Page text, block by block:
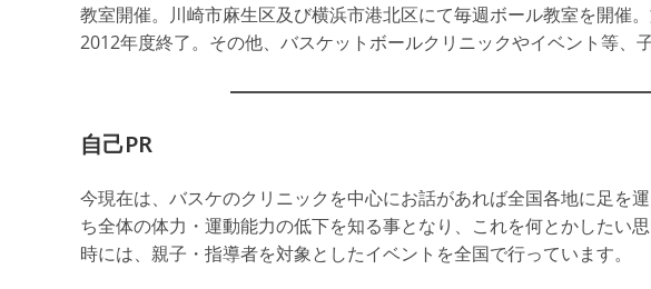
教室開催。川崎市麻生区及び横浜市港北区にて毎週ボール教室を開催
2012年度終了。その他、バスケットボールクリニックやイベント等、
自己PR
今現在は、バスケのクリニックを中心にお話があれば全国各地に足を
ち全体の体力・運動能力の低下を知る事となり、これを何とかしたい
時には、親子・指導者を対象としたイベントを全国で行っています。